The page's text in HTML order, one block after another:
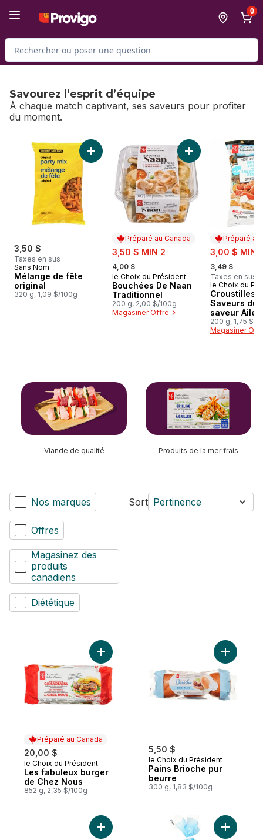
0
Rechercher des produits
Savourez l’esprit d’équipe
À chaque match captivant, ses saveurs pour profiter
du moment.
sauter Savourez l’esprit d’équipe
3,50 $
Taxes en sus
Sans Nom
Mélange de fête
original
320 g, 1,09 $/100g
Ajouter Mélange de fête original au panier
Préparé au Canada
sale:
3,50 $ MIN 2
, formerly:
4,00 $
Préparé au Canada
le Choix du Président
Bouchées De Naan
Traditionnel
200 g, 2,00 $/100g
Magasiner Offre
Ajouter Bouchées
Préparé au
sale:
3,00 $ MIN
, formerly:
3,49 $
Taxes en sus
Préparé au
le Choix du
Croustilles
Saveurs du
saveur Ailes
poulet
fromage
200 g, 1,75 $/
Magasiner
sauter cette section
Viande de qualité Produits de la mer frais
Nos marques
Offres
Magasinez des
produits
canadiens
Diététique
Sort Pertinence
Préparé au Canada
20,00 $
Préparé au Canada
le Choix du Président
Les fabuleux burger
de Chez Nous
852 g, 2,35 $/100g
Ajouter Les fabuleux burger de Chez
5,50 $
le Choix du Président
Pains Brioche pur
beurre
300 g, 1,83 $/100g
Ajouter
Ajouter Côtes de dos de porc Stampede
Ajouter